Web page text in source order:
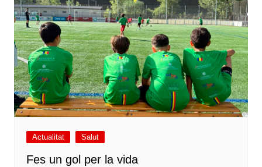
Actualitat Salut
Fes un gol per la vida